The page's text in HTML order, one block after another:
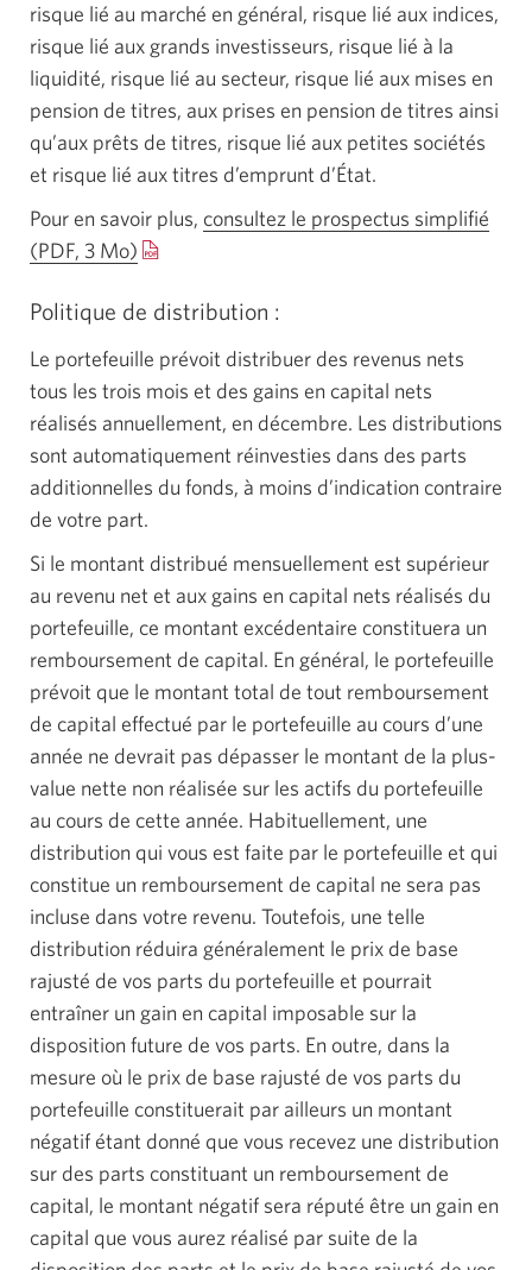
risque lié au marché en général, risque lié aux indices,
risque lié aux grands investisseurs, risque lié à la
liquidité, risque lié au secteur, risque lié aux mises en
pension de titres, aux prises en pension de titres ainsi
qu’aux prêts de titres, risque lié aux petites sociétés
et risque lié aux titres d’emprunt d’État.
Pour en savoir plus, consultez le prospectus simplifié
(PDF, 3 Mo) Une
fenêtre
s’affichera.
Politique de distribution :
Le portefeuille prévoit distribuer des revenus nets
tous les trois mois et des gains en capital nets
réalisés annuellement, en décembre. Les distributions
sont automatiquement réinvesties dans des parts
additionnelles du fonds, à moins d’indication contraire
de votre part.
Si le montant distribué mensuellement est supérieur
au revenu net et aux gains en capital nets réalisés du
portefeuille, ce montant excédentaire constituera un
remboursement de capital. En général, le portefeuille
prévoit que le montant total de tout remboursement
de capital effectué par le portefeuille au cours d’une
année ne devrait pas dépasser le montant de la plus-
value nette non réalisée sur les actifs du portefeuille
au cours de cette année. Habituellement, une
distribution qui vous est faite par le portefeuille et qui
constitue un remboursement de capital ne sera pas
incluse dans votre revenu. Toutefois, une telle
distribution réduira généralement le prix de base
rajusté de vos parts du portefeuille et pourrait
entraîner un gain en capital imposable sur la
disposition future de vos parts. En outre, dans la
mesure où le prix de base rajusté de vos parts du
portefeuille constituerait par ailleurs un montant
négatif étant donné que vous recevez une distribution
sur des parts constituant un remboursement de
capital, le montant négatif sera réputé être un gain en
capital que vous aurez réalisé par suite de la